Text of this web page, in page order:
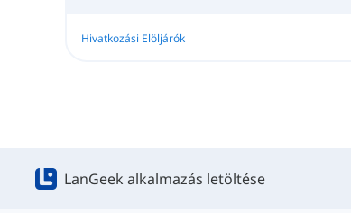
Hivatkozási Elöljárók
LanGeek alkalmazás letöltése